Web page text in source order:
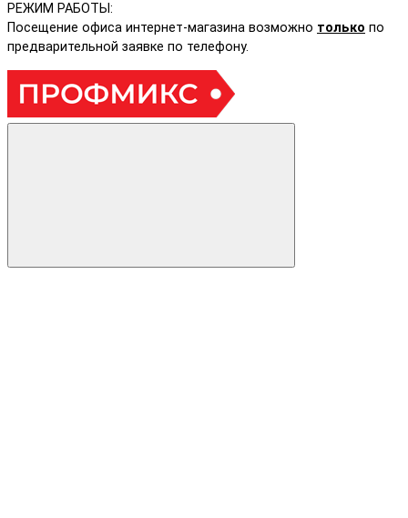
РЕЖИМ РАБОТЫ:
Посещение офиса интернет-магазина возможно только по
предварительной заявке по телефону.